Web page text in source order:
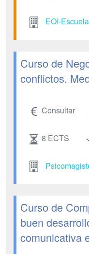
EOI-
Curso de
conflictos.
Consultar
8 ECTS
Curso de
buen
comunicativa